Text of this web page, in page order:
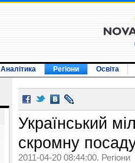
Аналітика Регіони Освіта
Український
скромну
2011-04-20 08:44:00. Регіони